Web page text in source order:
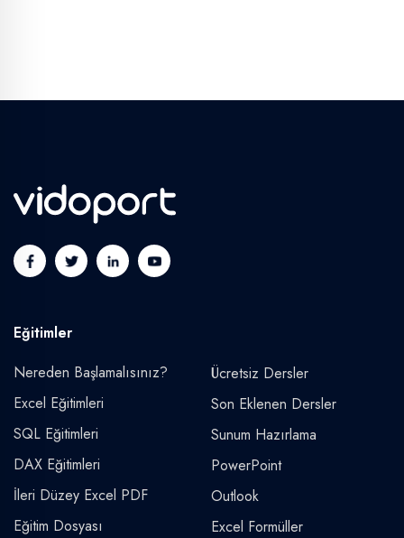
Eğitimler
Nereden Başlamalısınız?
Excel Eğitimleri
SQL Eğitimleri
DAX Eğitimleri
İleri Düzey Excel PDF
Eğitim Dosyası
Ücretsiz Dersler
Son Eklenen Dersler
Sunum Hazırlama
PowerPoint
Outlook
Excel Formüller